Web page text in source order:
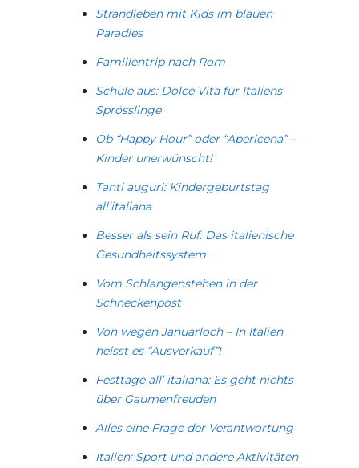
Strandleben mit Kids im blauen
Paradies
Familientrip nach Rom
Schule aus: Dolce Vita für Italiens
Sprösslinge
Ob “Happy Hour” oder “Apericena” –
Kinder unerwünscht!
Tanti auguri: Kindergeburtstag
all’italiana
Besser als sein Ruf: Das italienische
Gesundheitssystem
Vom Schlangenstehen in der
Schneckenpost
Von wegen Januarloch – In Italien
heisst es “Ausverkauf”!
Festtage all’ italiana: Es geht nichts
über Gaumenfreuden
Alles eine Frage der Verantwortung
Italien: Sport und andere Aktivitäten